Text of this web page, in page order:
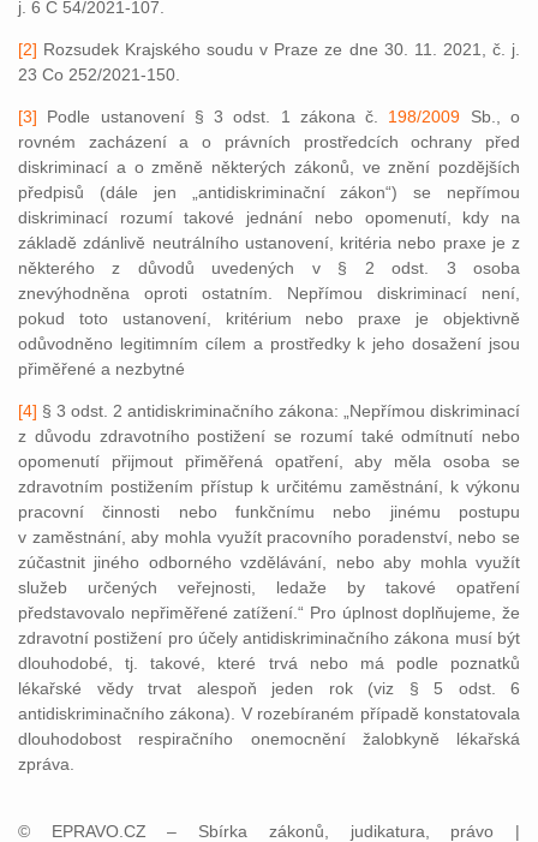
j. 6 C 54/2021-107.
[2] Rozsudek Krajského soudu v Praze ze dne 30. 11. 2021, č. j.
23 Co 252/2021-150.
[3] Podle ustanovení § 3 odst. 1 zákona č. 198/2009 Sb., o
rovném zacházení a o právních prostředcích ochrany před
diskriminací a o změně některých zákonů, ve znění pozdějších
předpisů (dále jen „antidiskriminační zákon“) se nepřímou
diskriminací rozumí takové jednání nebo opomenutí, kdy na
základě zdánlivě neutrálního ustanovení, kritéria nebo praxe je z
některého z důvodů uvedených v § 2 odst. 3 osoba
znevýhodněna oproti ostatním. Nepřímou diskriminací není,
pokud toto ustanovení, kritérium nebo praxe je objektivně
odůvodněno legitimním cílem a prostředky k jeho dosažení jsou
přiměřené a nezbytné
[4] § 3 odst. 2 antidiskriminačního zákona: „Nepřímou diskriminací
z důvodu zdravotního postižení se rozumí také odmítnutí nebo
opomenutí přijmout přiměřená opatření, aby měla osoba se
zdravotním postižením přístup k určitému zaměstnání, k výkonu
pracovní činnosti nebo funkčnímu nebo jinému postupu
v zaměstnání, aby mohla využít pracovního poradenství, nebo se
zúčastnit jiného odborného vzdělávání, nebo aby mohla využít
služeb určených veřejnosti, ledaže by takové opatření
představovalo nepřiměřené zatížení.“ Pro úplnost doplňujeme, že
zdravotní postižení pro účely antidiskriminačního zákona musí být
dlouhodobé, tj. takové, které trvá nebo má podle poznatků
lékařské vědy trvat alespoň jeden rok (viz § 5 odst. 6
antidiskriminačního zákona). V rozebíraném případě konstatovala
dlouhodobost respiračního onemocnění žalobkyně lékařská
zpráva.
© EPRAVO.CZ – Sbírka zákonů, judikatura, právo |